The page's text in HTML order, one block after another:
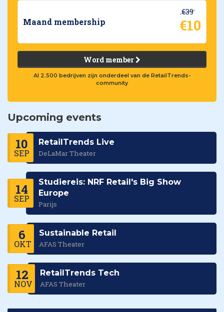
Maand membership
€39
€10
Word member
Al 2.500 bedrijven zijn onderdeel van de RetailTrends-
community
Upcoming events
10
SEP
RetailTrends Live
DeLaMar Theater
14
SEP
Studiereis: NRF Retail's Big Show
Europe
Parijs
6
OKT
Sustainable Retail
AFAS Theater
12
NOV
RetailTrends Tech
AFAS Theater